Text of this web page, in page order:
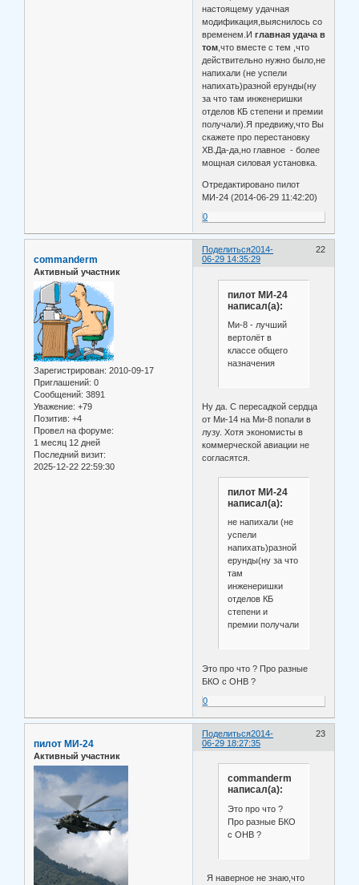
настоящему удачная
модификация,выяснилось со
временем.И главная удача в
том ,что вместе с тем ,что
действительно нужно было,не
напихали (не успели
напихать)разной ерунды(ну
за что там инженеришки
отделов КБ степени и премии
получали).Я предвижу,что Вы
скажете про перестановку
ХВ.Да-да,но главное - более
мощная силовая установка.
Отредактировано пилот
МИ-24 (2014-06-29 11:42:20)
0
Поделиться 22
2014-
06-29 14:35:29
commanderm
Активный участник
Зарегистрирован: 2010-09-17
Приглашений: 0
Сообщений: 3891
Уважение: +79
Позитив: +4
Провел на форуме:
1 месяц 12 дней
Последний визит:
2025-12-22 22:59:30
пилот МИ-24
написал(а):
Ми-8 - лучший
вертолёт в
классе общего
назначения
Ну да. С пересадкой сердца
от Ми-14 на Ми-8 попали в
лузу. Хотя экономисты в
коммерческой авиации не
согласятся.
пилот МИ-24
написал(а):
не напихали (не
успели
напихать)разной
ерунды(ну за что
там
инженеришки
отделов КБ
степени и
премии получали
Это про что ? Про разные
БКО с ОНВ ?
0
Поделиться 23
2014-
06-29 18:27:35
пилот МИ-24
Активный участник
commanderm
написал(а):
Это про что ?
Про разные БКО
с ОНВ ?
Я наверное не знаю,что